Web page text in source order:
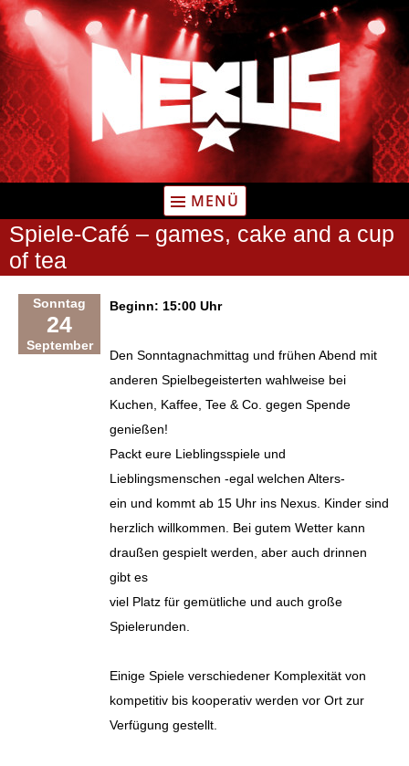
Zum
Inhalt
springen
MENÜ
Spiele-Café – games, cake and a cup
of tea
Sonntag
24
September
Beginn: 15:00 Uhr
Den Sonntagnachmittag und frühen Abend mit
anderen Spielbegeisterten wahlweise bei
Kuchen, Kaffee, Tee & Co. gegen Spende
genießen!
Packt eure Lieblingsspiele und
Lieblingsmenschen -egal welchen Alters-
ein und kommt ab 15 Uhr ins Nexus. Kinder sind
herzlich willkommen. Bei gutem Wetter kann
draußen gespielt werden, aber auch drinnen
gibt es
viel Platz für gemütliche und auch große
Spielerunden.
Einige Spiele verschiedener Komplexität von
kompetitiv bis kooperativ werden vor Ort zur
Verfügung gestellt.